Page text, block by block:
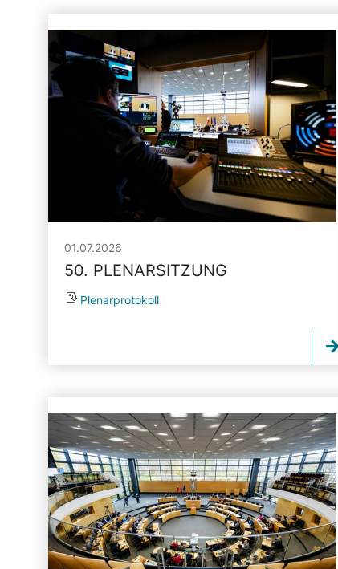
01.07.2026
50. PLENARSITZUNG
Plenarprotokoll